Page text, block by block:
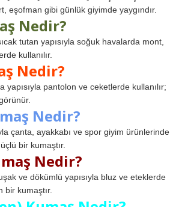
eşofman gibi günlük giyimde yaygındır.
Nedir?
tutan yapısıyla soğuk havalarda mont,
kullanılır.
Nedir?
yapısıyla pantolon ve ceketlerde kullanılır;
Nedir?
çanta, ayakkabı ve spor giyim ürünlerinde
bir kumaştır.
Nedir?
ve dökümlü yapısıyla bluz ve eteklerde
bir kumaştır.